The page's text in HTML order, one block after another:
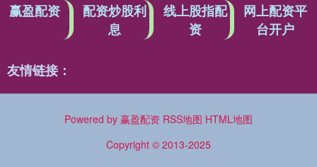
赢盈配资
配资炒股利
息
线上股指配
资
网上配资平
台开户
友情链接：
Powered by 赢盈配资 RSS地图 HTML地图
Copyright © 2013-2025